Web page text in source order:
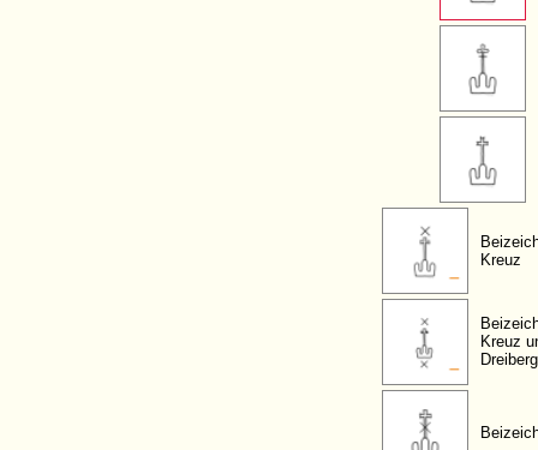
Kreuz
Kreuz
Dreiberg